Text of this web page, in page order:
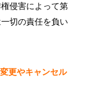
侵害によって第
切の責任を負い
更やキャンセル